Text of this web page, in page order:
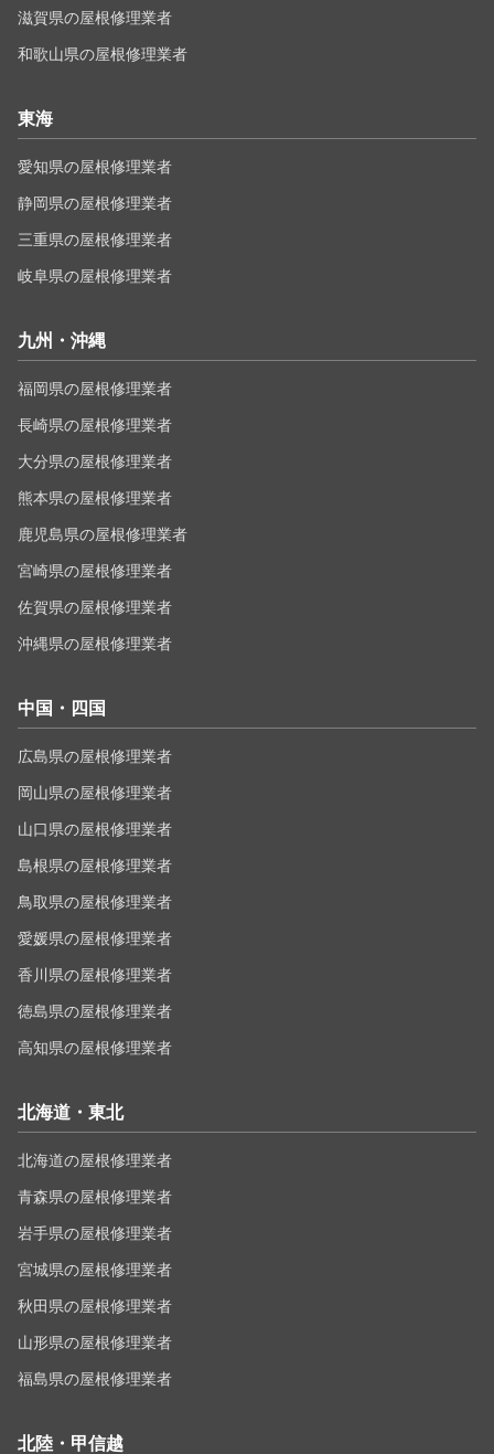
滋賀県の屋根修理業者
和歌山県の屋根修理業者
東海
愛知県の屋根修理業者
静岡県の屋根修理業者
三重県の屋根修理業者
岐阜県の屋根修理業者
九州・沖縄
福岡県の屋根修理業者
長崎県の屋根修理業者
大分県の屋根修理業者
熊本県の屋根修理業者
鹿児島県の屋根修理業者
宮崎県の屋根修理業者
佐賀県の屋根修理業者
沖縄県の屋根修理業者
中国・四国
広島県の屋根修理業者
岡山県の屋根修理業者
山口県の屋根修理業者
島根県の屋根修理業者
鳥取県の屋根修理業者
愛媛県の屋根修理業者
香川県の屋根修理業者
徳島県の屋根修理業者
高知県の屋根修理業者
北海道・東北
北海道の屋根修理業者
青森県の屋根修理業者
岩手県の屋根修理業者
宮城県の屋根修理業者
秋田県の屋根修理業者
山形県の屋根修理業者
福島県の屋根修理業者
北陸・甲信越